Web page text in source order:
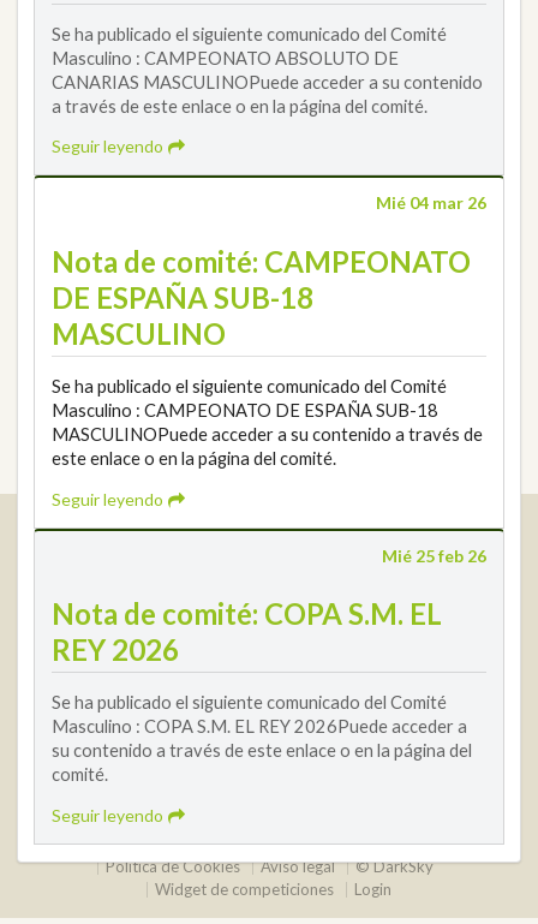
Se ha publicado el siguiente comunicado del Comité
Masculino : CAMPEONATO ABSOLUTO DE
CANARIAS MASCULINOPuede acceder a su contenido
a través de este enlace o en la página del comité.
Seguir leyendo
Mié 04 mar 26
Nota de comité: CAMPEONATO
DE ESPAÑA SUB-18
MASCULINO
Se ha publicado el siguiente comunicado del Comité
Masculino : CAMPEONATO DE ESPAÑA SUB-18
MASCULINOPuede acceder a su contenido a través de
este enlace o en la página del comité.
Seguir leyendo
Mié 25 feb 26
Nota de comité: COPA S.M. EL
REY 2026
Se ha publicado el siguiente comunicado del Comité
Masculino : COPA S.M. EL REY 2026Puede acceder a
su contenido a través de este enlace o en la página del
comité.
Seguir leyendo
Calle Enlace, 9. 29016 Málaga, España
+34 952 225 590
info@rfga.org
2026 © Real Federación Andaluza de Golf
Política de Privacidad
Política de Cookies
Aviso legal
© DarkSky
Widget de competiciones
Login